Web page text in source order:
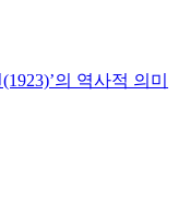
의 역사적 의미